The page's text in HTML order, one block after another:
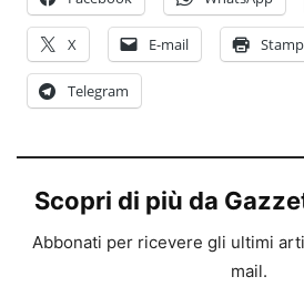
X E-mail
Telegram
Scopri di più da
Abbonati per ricevere gli ultimi
mail.